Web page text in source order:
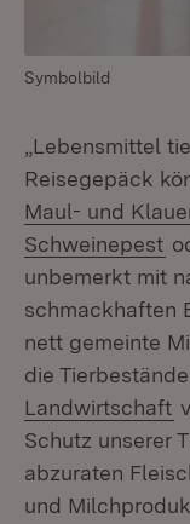
Symbolbild
„Lebensmittel
Reisegepäck
Maul- und
Schweinepest
unbemerkt mit
schmackhaften
nett gemeinte
die
Landwirtschaft
Schutz unserer
abzuraten
und